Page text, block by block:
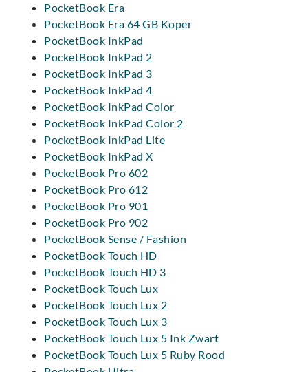
PocketBook Era
PocketBook Era 64 GB Koper
PocketBook InkPad
PocketBook InkPad 2
PocketBook InkPad 3
PocketBook InkPad 4
PocketBook InkPad Color
PocketBook InkPad Color 2
PocketBook InkPad Lite
PocketBook InkPad X
PocketBook Pro 602
PocketBook Pro 612
PocketBook Pro 901
PocketBook Pro 902
PocketBook Sense / Fashion
PocketBook Touch HD
PocketBook Touch HD 3
PocketBook Touch Lux
PocketBook Touch Lux 2
PocketBook Touch Lux 3
PocketBook Touch Lux 5 Ink Zwart
PocketBook Touch Lux 5 Ruby Rood